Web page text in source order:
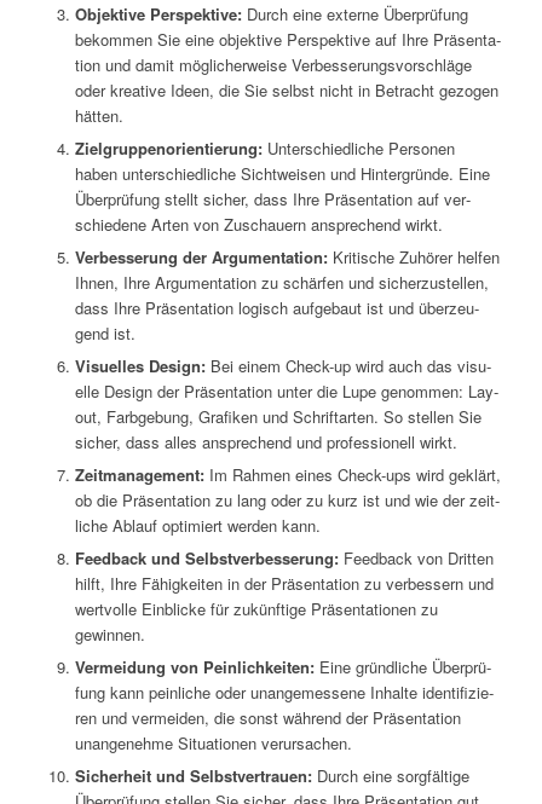
Objek­ti­ve Per­spek­ti­ve:Durch eine exter­ne Über­prü­fung
bekom­men Sie eine objek­ti­ve Per­spek­ti­ve auf Ihre Prä­sen­ta­
ti­on und damit mög­li­cher­wei­se Ver­bes­se­rungs­vor­schlä­ge
oder krea­ti­ve Ideen, die Sie selbst nicht in Betracht gezo­gen
hätten.
Ziel­grup­pen­ori­en­tie­rung:Unter­schied­li­che Per­so­nen
haben unter­schied­li­che Sicht­wei­sen und Hin­ter­grün­de. Eine
Über­prü­fung stellt sicher, dass Ihre Prä­sen­ta­ti­on auf ver­
schie­de­ne Arten von Zuschau­ern anspre­chend wirkt.
Ver­bes­se­rung der Argu­men­ta­ti­on:Kri­ti­sche Zuhö­rer hel­fen
Ihnen, Ihre Argu­men­ta­ti­on zu schär­fen und sicher­zu­stel­len,
dass Ihre Prä­sen­ta­ti­on logisch auf­ge­baut ist und über­zeu­
gend ist.
Visu­el­les Design:Bei einem Check-up wird auch das visu­
el­le Design der Prä­sen­ta­ti­on unter die Lupe genom­men: Lay­
out, Farb­ge­bung, Gra­fi­ken und Schrift­ar­ten. So stel­len Sie
sicher, dass alles anspre­chend und pro­fes­sio­nell wirkt.
Zeit­ma­nage­ment:Im Rah­men eines Check-ups wird geklärt,
ob die Prä­sen­ta­ti­on zu lang oder zu kurz ist und wie der zeit­
li­che Ablauf opti­miert wer­den kann.
Feed­back und Selbst­ver­bes­se­rung:Feed­back von Drit­ten
hilft, Ihre Fähig­kei­ten in der Prä­sen­ta­ti­on zu ver­bes­sern und
wert­vol­le Ein­bli­cke für zukünf­ti­ge Prä­sen­ta­tio­nen zu
gewinnen.
Ver­mei­dung von Pein­lich­kei­ten:Eine gründ­li­che Über­prü­
fung kann pein­li­che oder unan­ge­mes­se­ne Inhal­te iden­ti­fi­zie­
ren und ver­mei­den, die sonst wäh­rend der Prä­sen­ta­ti­on
unan­ge­neh­me Situa­tio­nen verursachen.
Sicher­heit und Selbst­ver­trau­en:Durch eine sorg­fäl­ti­ge